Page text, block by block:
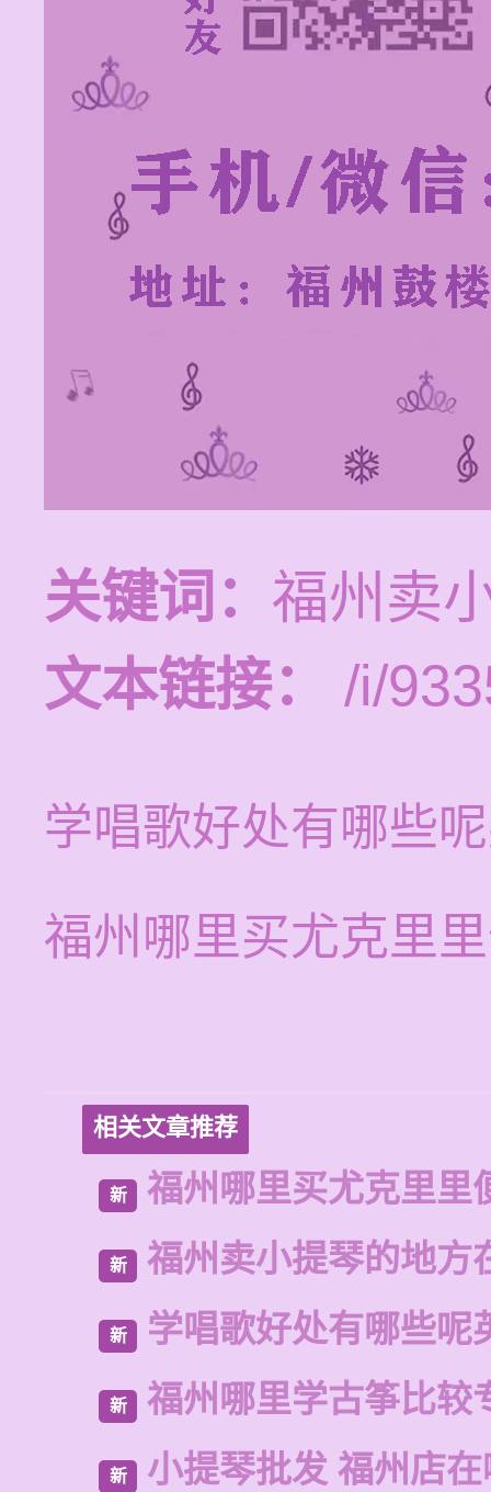
关键词： 福州卖
文本链接：
/i/
学唱歌好处有哪些
福州哪里买尤克里
相关文章推荐
新 福州哪里买尤克里里
新 福州卖小提琴的地方
新 学唱歌好处有哪些呢
新 福州哪里学古筝比较
新 小提琴批发 福州店